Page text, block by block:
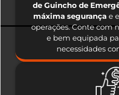
de Guincho de
máxima segurançae
operações. Conte com
e bem equipada
necessidades